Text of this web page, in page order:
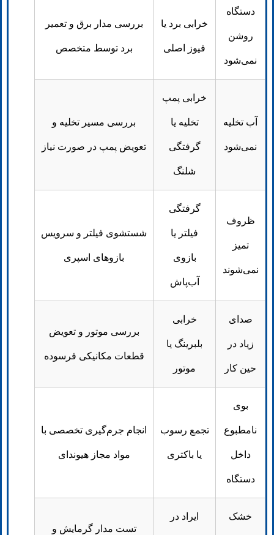
دستگاه
روشن
نمی‌شود
خرابی برد یا
فیوز اصلی
بررسی مدار برق و تعمیر
برد توسط متخصص
آب تخلیه
نمی‌شود
خرابی پمپ
تخلیه یا
گرفتگی
شلنگ
بررسی مسیر تخلیه و
تعویض پمپ در صورت نیاز
ظروف
تمیز
نمی‌شوند
گرفتگی
فیلتر یا
بازوی
آب‌پاش
شستشوی فیلتر و سرویس
بازوهای اسپری
صدای
زیاد در
حین کار
خرابی
بلبرینگ یا
موتور
بررسی موتور و تعویض
قطعات مکانیکی فرسوده
بوی
نامطبوع
داخل
دستگاه
تجمع رسوب
یا باکتری
انجام جرم‌گیری تخصصی با
مواد مجاز هیوندای
خشک ایراد در
تست مدار گرمایش و